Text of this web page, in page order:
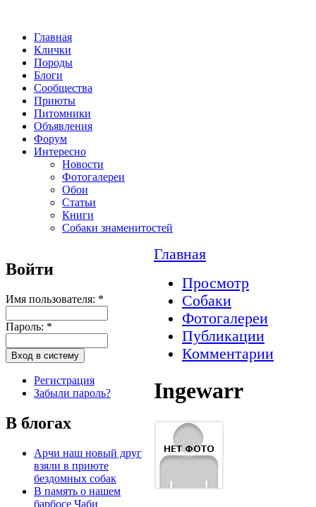
Главная
Клички
Породы
Блоги
Сообщества
Приюты
Питомники
Объявления
Форум
Интересно
Новости
Фотогалереи
Обои
Статьи
Книги
Собаки знаменитостей
Войти
Имя пользователя: *
Пароль: *
Регистрация
Забыли пароль?
В блогах
Арчи наш новый друг
взяли в приюте
бездомных собак
В память о нашем
барбосе Чаби
Главная
Просмотр
Собаки
Фотогалереи
Публикации
Комментарии
Ingewarr